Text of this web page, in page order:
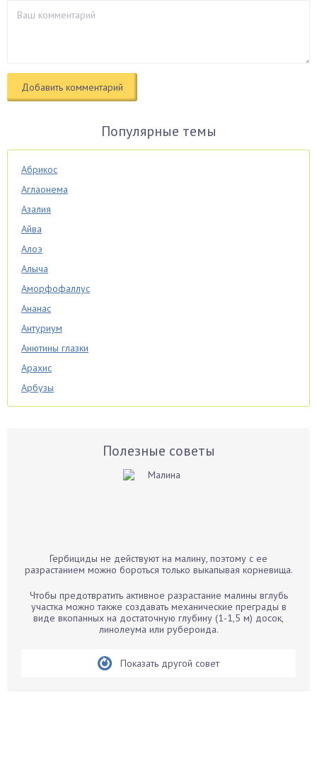
Популярные темы
Абрикос
Аглаонема
Азалия
Айва
Алоэ
Алыча
Аморфофаллус
Ананас
Антуриум
Анютины глазки
Арахис
Арбузы
Аспарагус
Бархатцы
Белые грибы
Бирючина
Полезные советы
Гербициды не действуют на малину, поэтому с ее
разрастанием можно бороться только выкапывая корневища.
Чтобы предотвратить активное разрастание малины вглубь
участка можно также создавать механические преграды в
виде вкопанных на достаточную глубину (1-1,5 м) досок,
линолеума или рубероида.
Показать другой совет